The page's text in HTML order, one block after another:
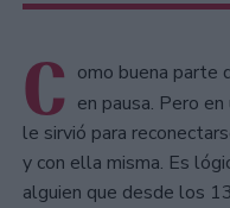
C omo buena parte
en pausa. Pero
le sirvió para
y con ella misma. Es
alguien que desde los